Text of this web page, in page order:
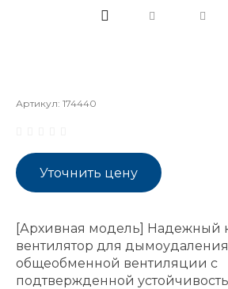
Артикул: 174440
Уточнить цену
[Архивная модель] Надежный
вентилятор для
общеобменной вентиляции с
подтвержденной